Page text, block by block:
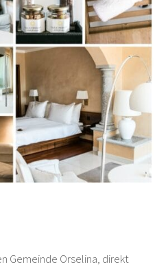
Gemeinde Orselina, direkt